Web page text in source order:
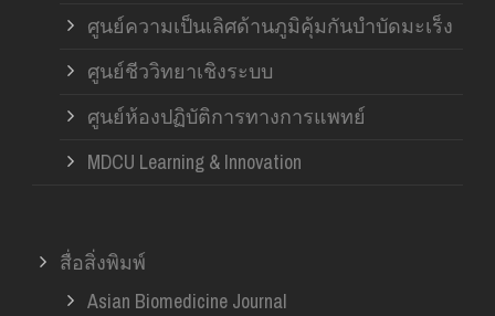
ศูนย์ความเป็นเลิศด้านภูมิคุ้มกันบำบัดมะเร็ง
ศูนย์ชีววิทยาเชิงระบบ
ศูนย์ห้องปฏิบัติการทางการแพทย์
MDCU Learning & Innovation
สื่อสิ่งพิมพ์
Asian Biomedicine Journal